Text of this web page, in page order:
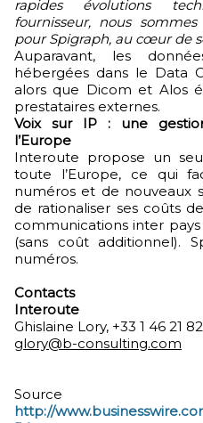
rapides évolutions
fournisseur, nous
pour Spigraph, au cœur de
Auparavant, les
hébergées dans le Data
alors que Dicom et Alos
prestataires externes.
Voix sur IP : une
l’Europe
Interoute propose un
toute l’Europe, ce qui
numéros et de nouveaux
de rationaliser ses coûts
communications inter
(sans coût additionnel).
numéros.
Contacts
Interoute
Ghislaine Lory, +33 1 46 21
glory@b-consulting.com
http://